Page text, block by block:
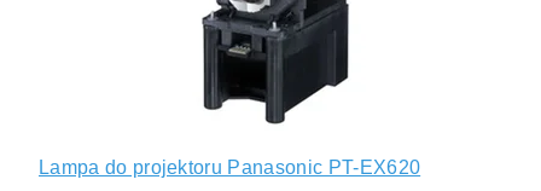
Lampa do projektoru Panasonic PT-EX620